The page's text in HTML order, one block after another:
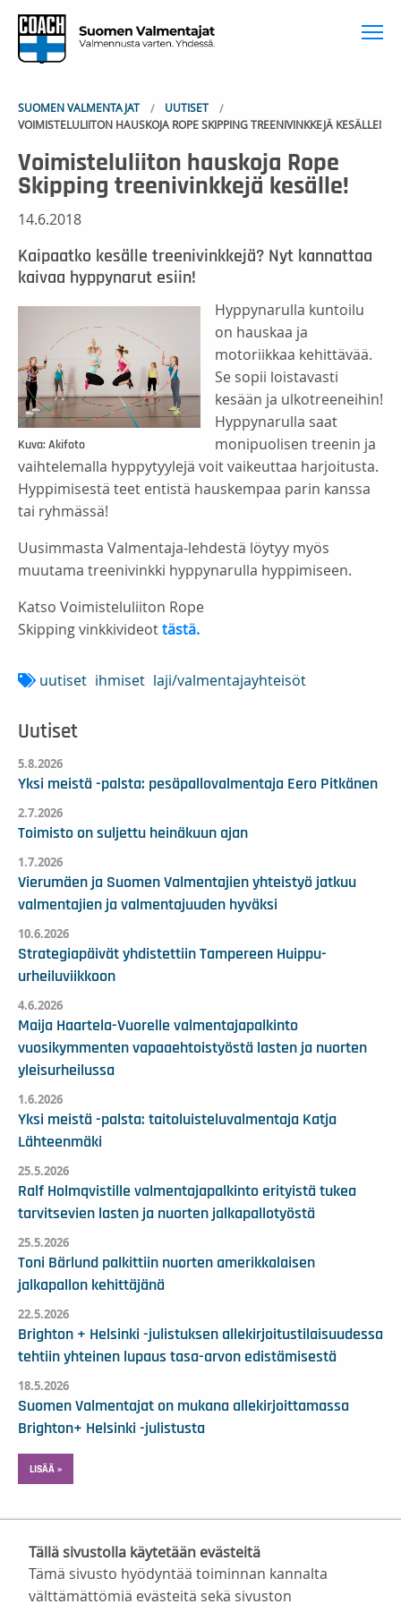
Tällä sivustolla käytetään evästeitä
Tämä sivusto hyödyntää toiminnan kannalta
välttämättömiä evästeitä sekä sivuston
SUOMEN VALMENTAJAT
UUTISET
VOIMISTELULIITON HAUSKOJA ROPE SKIPPING TREENIVINKKEJÄ KESÄLLE!
Voimisteluliiton hauskoja Rope
Skipping treenivinkkejä kesälle!
14.6.2018
Kaipaatko kesälle treenivinkkejä? Nyt kannattaa
kaivaa hyppynarut esiin!
Kuva: Akifoto
Hyppynarulla kuntoilu
on hauskaa ja
motoriikkaa kehittävää.
Se sopii loistavasti
kesään ja ulkotreeneihin!
Hyppynarulla saat
monipuolisen treenin ja
vaihtelemalla hyppytyylejä voit vaikeuttaa harjoitusta.
Hyppimisestä teet entistä hauskempaa parin kanssa
tai ryhmässä!
Uusimmasta Valmentaja-lehdestä löytyy myös
muutama treenivinkki hyppynarulla hyppimiseen.
Katso Voimisteluliiton Rope
Skipping vinkkivideottästä.
uutiset ihmiset laji/valmentajayhteisöt
Uutiset
5.8.2026
Yksi meistä -palsta: pesäpallovalmentaja Eero Pitkänen
2.7.2026
Toimisto on suljettu heinäkuun ajan
1.7.2026
Vierumäen ja Suomen Valmentajien yhteistyö jatkuu
valmentajien ja valmentajuuden hyväksi
10.6.2026
Strategiapäivät yhdistettiin Tampereen Huippu-
urheiluviikkoon
4.6.2026
Maija Haartela-Vuorelle valmentajapalkinto
vuosikymmenten vapaaehtoistyöstä lasten ja nuorten
yleisurheilussa
1.6.2026
Yksi meistä -palsta: taitoluisteluvalmentaja Katja
Lähteenmäki
25.5.2026
Ralf Holmqvistille valmentajapalkinto erityistä tukea
tarvitsevien lasten ja nuorten jalkapallotyöstä
25.5.2026
Toni Bärlund palkittiin nuorten amerikkalaisen
jalkapallon kehittäjänä
22.5.2026
Brighton + Helsinki -julistuksen allekirjoitustilaisuudessa
tehtiin yhteinen lupaus tasa-arvon edistämisestä
18.5.2026
Suomen Valmentajat on mukana allekirjoittamassa
Brighton+ Helsinki -julistusta
LISÄÄ »